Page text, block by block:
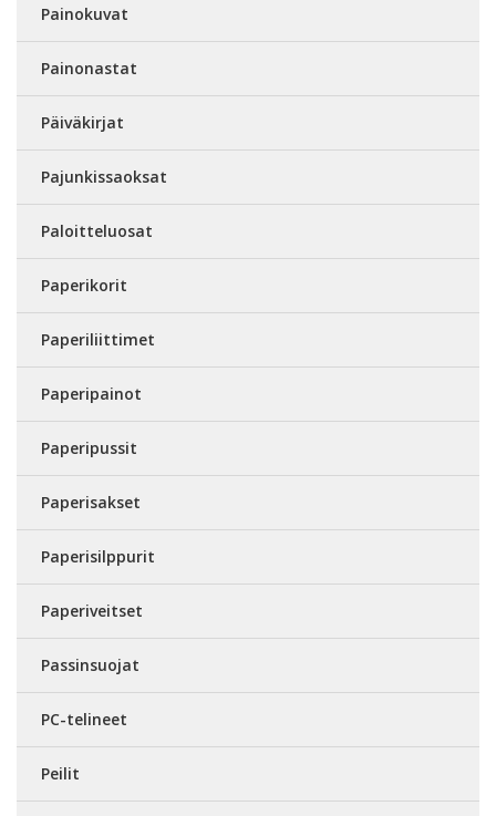
Painokuvat
Painonastat
Päiväkirjat
Pajunkissaoksat
Paloitteluosat
Paperikorit
Paperiliittimet
Paperipainot
Paperipussit
Paperisakset
Paperisilppurit
Paperiveitset
Passinsuojat
PC-telineet
Peilit